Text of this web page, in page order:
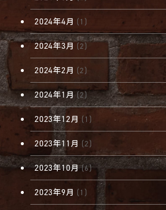
2024年4月 (1)
2024年3月 (2)
2024年2月 (2)
2024年1月(2)
2023年12月 (1)
2023年11月 (2)
2023年10月(6)
2023年9月 (1)